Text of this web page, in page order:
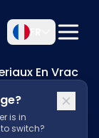
is in
switch?
En Vrac